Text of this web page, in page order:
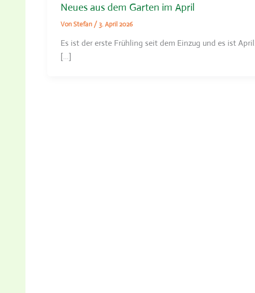
Neues aus dem Garten im April
VonStefan / 3. April 2026
Es ist der erste Frühling seit dem Einzug und es ist
[…]